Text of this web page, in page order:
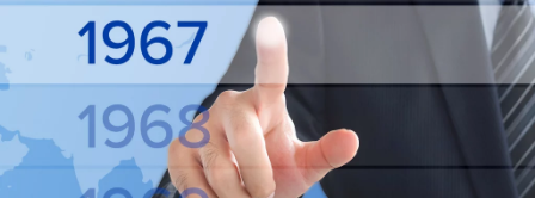
KREISLAUFWIRTSCHAFT: EFFIZIENTES
LOGISTIKSYSTEM MIT GESCHLOSSENEM
KREISLAUF
CPL SERVICE-CENTER POOLING MANAGEMENT